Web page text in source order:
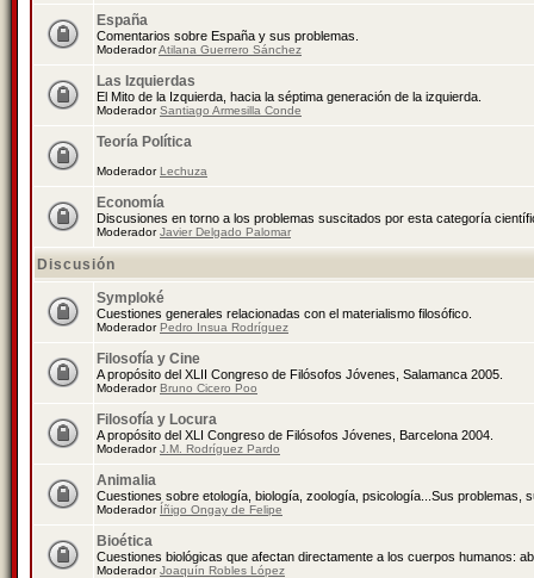
España
Comentarios sobre España y sus problemas.
ModeradorAtilana Guerrero Sánchez
Las Izquierdas
El Mito de la Izquierda, hacia la séptima generación de la izquierda.
ModeradorSantiago Armesilla Conde
Teoría Política
ModeradorLechuza
Economía
Discusiones en torno a los problemas suscitados por esta categoría
ModeradorJavier Delgado Palomar
Discusión
Symploké
Cuestiones generales relacionadas con el materialismo filosófico.
ModeradorPedro Insua Rodríguez
Filosofía y Cine
A propósito del XLII Congreso de Filósofos Jóvenes, Salamanca 2005.
ModeradorBruno Cicero Poo
Filosofía y Locura
A propósito del XLI Congreso de Filósofos Jóvenes, Barcelona 2004.
ModeradorJ.M. Rodríguez Pardo
Animalia
Cuestiones sobre etología, biología, zoología, psicología...Sus problemas,
Moderador Íñigo Ongay de Felipe
Bioética
Cuestiones biológicas que afectan directamente a los cuerpos humanos:
ModeradorJoaquín Robles López